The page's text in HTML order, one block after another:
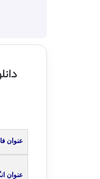
عنوان
عنوان